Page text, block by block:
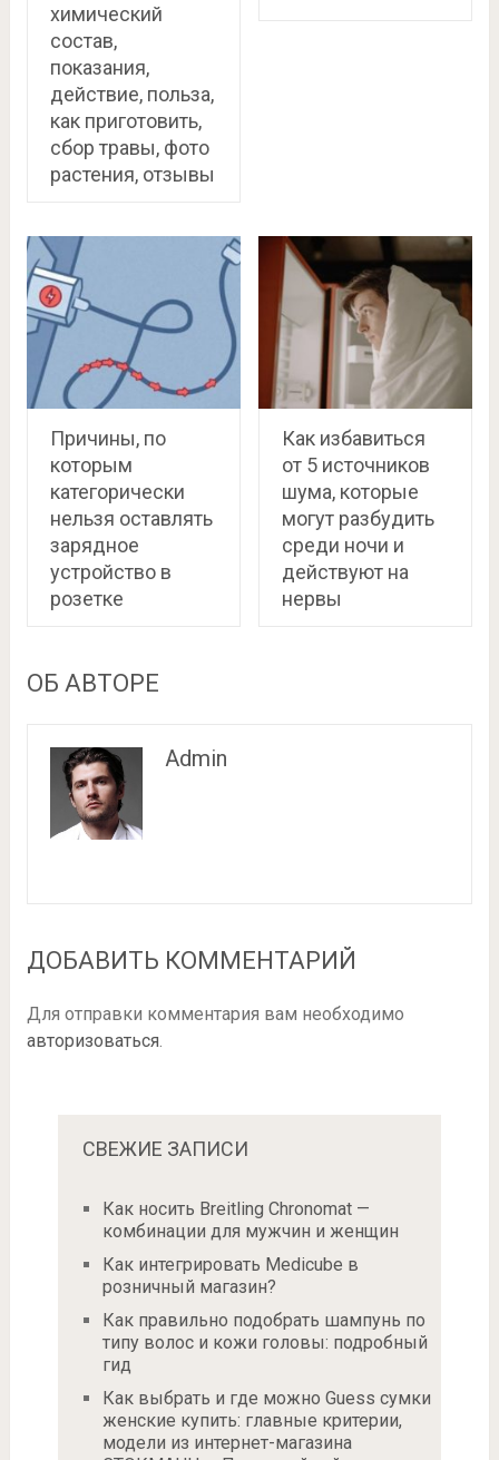
химический
состав,
показания,
действие, польза,
как приготовить,
сбор травы, фото
растения, отзывы
Причины, по
которым
категорически
нельзя оставлять
зарядное
устройство в
розетке
Как избавиться
от 5 источников
шума, которые
могут разбудить
среди ночи и
действуют на
нервы
ОБ АВТОРЕ
Admin
ДОБАВИТЬ КОММЕНТАРИЙ
Для отправки комментария вам необходимо
авторизоваться.
СВЕЖИЕ ЗАПИСИ
Как носить Breitling Chronomat —
комбинации для мужчин и женщин
Как интегрировать Medicube в
розничный магазин?
Как правильно подобрать шампунь по
типу волос и кожи головы: подробный
гид
Как выбрать и где можно Guess сумки
женские купить: главные критерии,
модели из интернет-магазина